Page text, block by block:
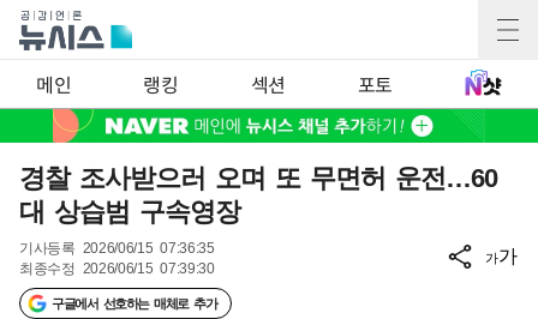
메인 랭킹 섹션 포토
경찰 조사받으러 오며 또 무면허 운전…60
대 상습범 구속영장
기사등록 2026/06/15 07:36:35
최종수정 2026/06/15 07:39:30
구글에서 선호하는 매체로 추가
가가